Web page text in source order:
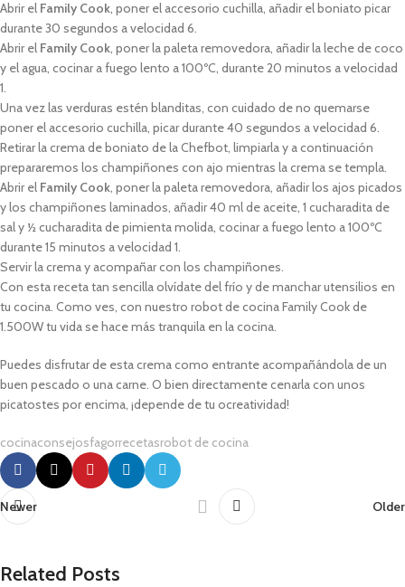
Abrir el Family Cook , poner el accesorio cuchilla, añadir el boniato picar
durante 30 segundos a velocidad 6.
Abrir el Family Cook , poner la paleta removedora, añadir la leche de coco
y el agua, cocinar a fuego lento a 100ºC, durante 20 minutos a velocidad
1.
Una vez las verduras estén blanditas, con cuidado de no quemarse
poner el accesorio cuchilla, picar durante 40 segundos a velocidad 6.
Retirar la crema de boniato de la Chefbot, limpiarla y a continuación
prepararemos los champiñones con ajo mientras la crema se templa.
Abrir el Family Cook , poner la paleta removedora, añadir los ajos picados
y los champiñones laminados, añadir 40 ml de aceite, 1 cucharadita de
sal y ½ cucharadita de pimienta molida, cocinar a fuego lento a 100ºC
durante 15 minutos a velocidad 1.
Servir la crema y acompañar con los champiñones.
Con esta receta tan sencilla olvídate del frío y de manchar utensilios en
tu cocina. Como ves, con nuestro robot de cocina Family Cook de
1.500W tu vida se hace más tranquila en la cocina.
Puedes disfrutar de esta crema como entrante acompañándola de un
buen pescado o una carne. O bien directamente cenarla con unos
picatostes por encima, ¡depende de tu ocreatividad!
cocinaconsejosfagorrecetasrobot de cocina
Newer Older
Related Posts